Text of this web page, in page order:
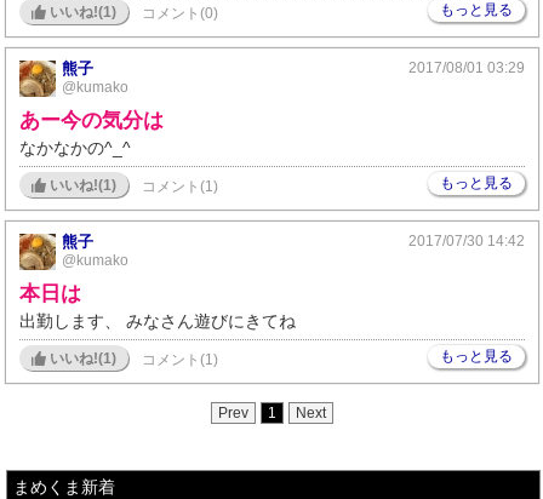
いいね!(1) コメント(0) もっと見る
2017/08/01 03:29
熊子
@kumako
あー今の気分は
なかなかの^_^
いいね!(1) コメント(1) もっと見る
2017/07/30 14:42
熊子
@kumako
本日は
出勤します、 みなさん遊びにきてね
いいね!(1) コメント(1) もっと見る
Prev 1 Next
まめくま新着